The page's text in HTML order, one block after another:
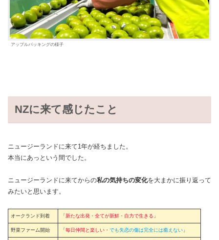
アップルパッキングの様子
NZに来て感じたこと
ニュージーランドに来て1年が経ちました。
本当にあっという間でした。
ニュージーランドに来てからの私の気持ちの変化を大まかに振り返って
みたいと思います。
オークランド到着 「新たな出発・全てが新鮮・自力で生きる 」
野菜ファーム開始 「毎日仲間と楽しい ・でも失恋の傷は完全には癒えない 」